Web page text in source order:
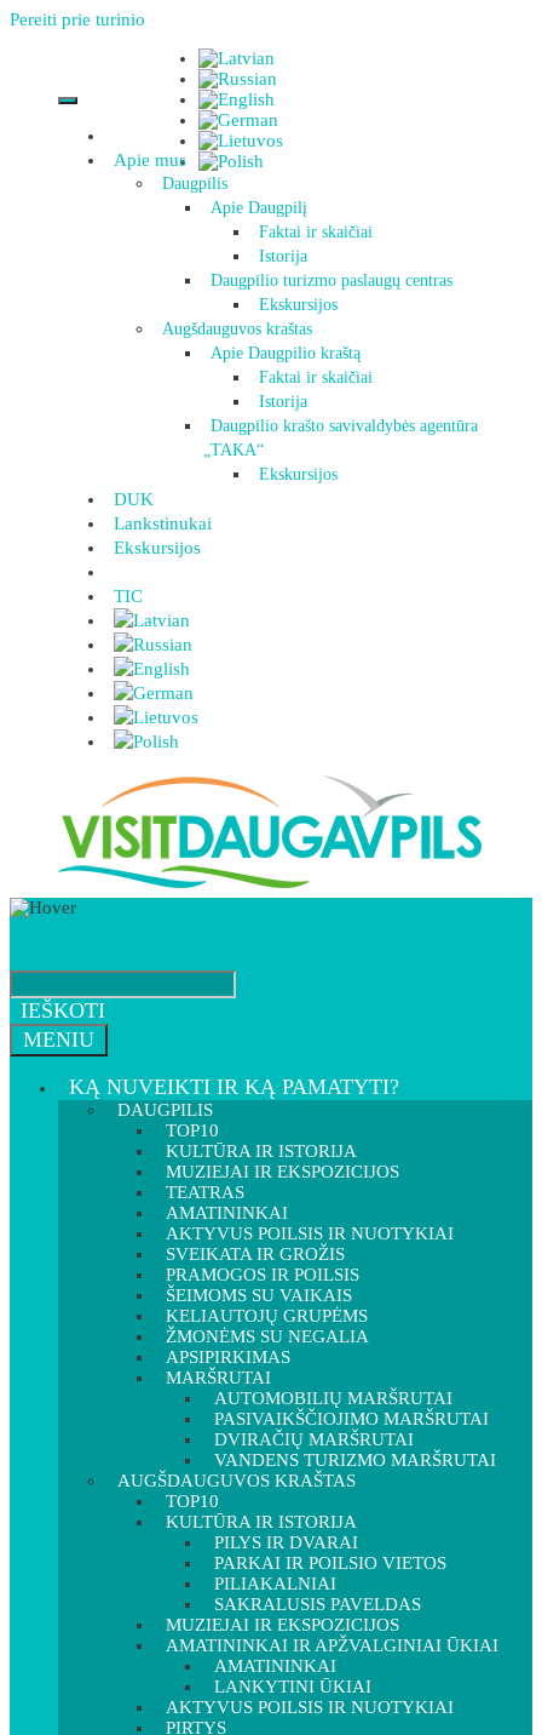
Pereiti prie turinio
Apie mus
Daugpilis
Apie Daugpilį
Faktai ir skaičiai
Istorija
Daugpilio turizmo paslaugų centras
Ekskursijos
Augšdauguvos kraštas
Apie Daugpilio kraštą
Faktai ir skaičiai
Istorija
Daugpilio krašto savivaldybės agentūra
„TAKA“
Ekskursijos
DUK
Lankstinukai
Ekskursijos
TIC
IEŠKOTI
MENIU
KĄ NUVEIKTI IR KĄ PAMATYTI?
DAUGPILIS
TOP10
KULTŪRA IR ISTORIJA
MUZIEJAI IR EKSPOZICIJOS
TEATRAS
AMATININKAI
AKTYVUS POILSIS IR NUOTYKIAI
SVEIKATA IR GROŽIS
PRAMOGOS IR POILSIS
ŠEIMOMS SU VAIKAIS
KELIAUTOJŲ GRUPĖMS
ŽMONĖMS SU NEGALIA
APSIPIRKIMAS
MARŠRUTAI
AUTOMOBILIŲ MARŠRUTAI
PASIVAIKŠČIOJIMO MARŠRUTAI
DVIRAČIŲ MARŠRUTAI
VANDENS TURIZMO MARŠRUTAI
AUGŠDAUGUVOS KRAŠTAS
TOP10
KULTŪRA IR ISTORIJA
PILYS IR DVARAI
PARKAI IR POILSIO VIETOS
PILIAKALNIAI
SAKRALUSIS PAVELDAS
MUZIEJAI IR EKSPOZICIJOS
AMATININKAI IR APŽVALGINIAI ŪKIAI
AMATININKAI
LANKYTINI ŪKIAI
AKTYVUS POILSIS IR NUOTYKIAI
PIRTYS